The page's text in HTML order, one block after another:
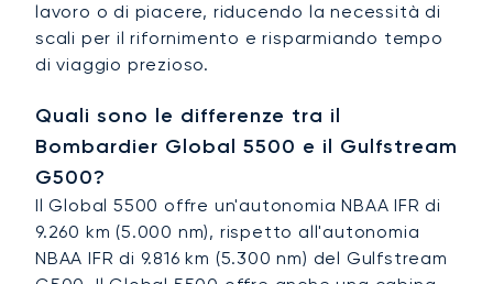
lavoro o di piacere, riducendo la necessità di
scali per il rifornimento e risparmiando tempo
di viaggio prezioso.
Quali sono le differenze tra il
Bombardier Global 5500 e il Gulfstream
G500?
Il Global 5500 offre un'autonomia NBAA IFR di
9.260 km (5.000 nm), rispetto all'autonomia
NBAA IFR di 9.816 km (5.300 nm) del Gulfstream